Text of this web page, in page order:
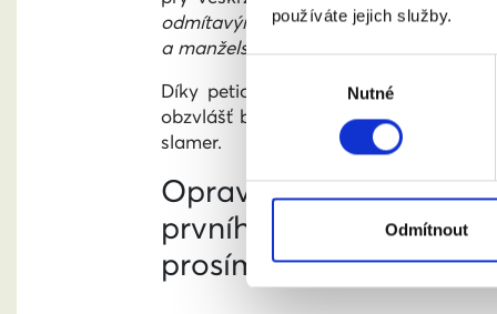
používáte jejich služby.
souhlasu
Nutné
Odmítnout
odmítavými reakcemi. A docela dost
a manželstvím jsou,“vysvětluje
Díky peticím poznal úžasnou partu
obzvlášť baví.
„Samolibě si říkám:
slamer.
Opravdu dosáhneme
prvního máje sčítáme
prosíme vás o jejich